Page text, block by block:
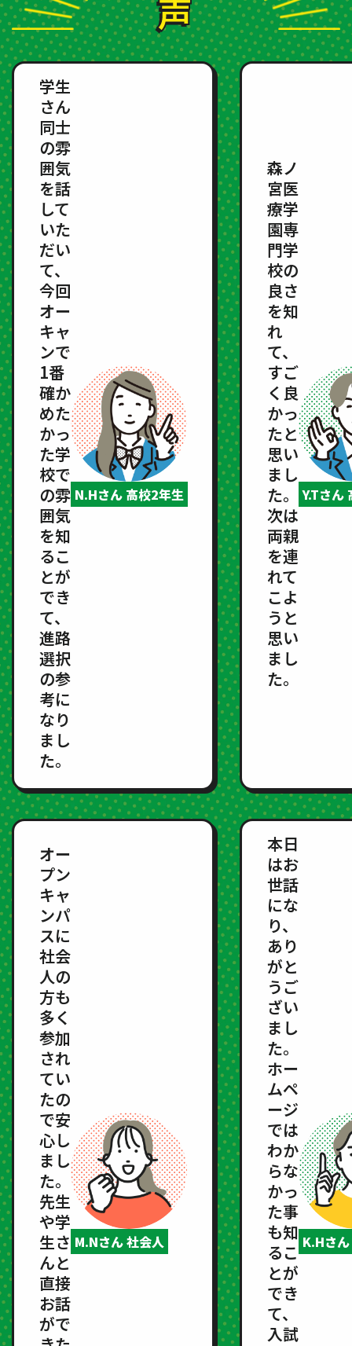
声
学生
さん
同士
の雰
囲気
を話
して
いた
だい
て、
今回
オー
キャ
ンで
1番
確か
めた
かっ
た学
校で
の雰
囲気
を知
るこ
とが
でき
て、
進路
選択
の参
考に
なり
まし
た。
N.Hさん 高校2年生
森ノ
宮医
療学
園専
門学
校の
良さ
を知
れ
て、
すご
く良
かっ
たと
思い
まし
た。
次は
両親
を連
れて
こよ
うと
思い
まし
た。
Y.Tさん
オー
プン
キャ
ンパ
スに
社会
人の
方も
多く
参加
され
てい
たの
で安
心し
まし
た。
先生
や学
生さ
んと
直接
お話
がで
M.Nさん 社会人
本日
はお
世話
にな
り、
あり
がと
うご
ざい
まし
た。
ホー
ムペ
ージ
では
わか
らな
かっ
た事
も知
るこ
とが
でき
て、
入試
K.Hさ